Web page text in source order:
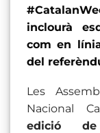
inclourà
com en
del
Les
Nacional
edició